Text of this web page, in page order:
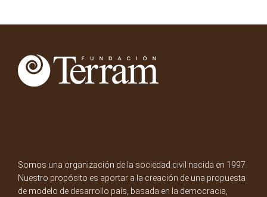
Somos una organización de la sociedad civil nacida en 1997.
Nuestro propósito es aportar a la creación de una propuesta
de modelo de desarrollo país, basada en la democracia,